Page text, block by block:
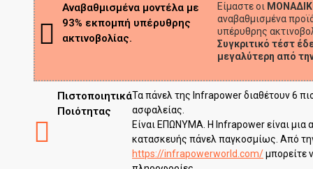
Αναβαθμισμένα μοντέλα με
93% εκπομπή υπέρυθρης
ακτινοβολίας.
Είμαστε οι
αναβαθμισμένα
υπέρυθρης
Συγκριτικό τέστ
μεγαλύτερη από
Πιστοποιητικά
Ποιότητας
Τα πάνελ της Infrapower διαθέτουν 6
ασφαλείας.
Είναι ΕΠΩΝΥΜΑ. Η Infrapower είναι μια
κατασκευής πάνελ παγκοσμίως. Από
https://infrapowerworld.com/μπορείτε